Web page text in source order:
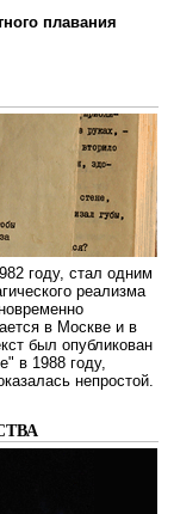
плавания
году, стал одним
реализма
в Москве и в
был опубликован
в 1988 году,
непростой.